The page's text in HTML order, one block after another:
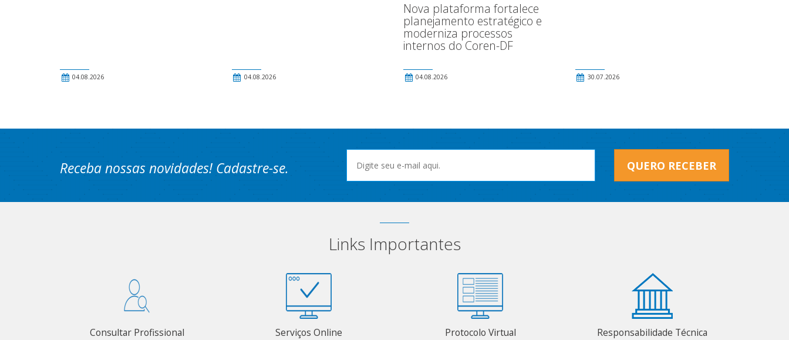
04.08.2026 04.08.2026
Nova plataforma fortalece
planejamento estratégico e
moderniza processos
internos do Coren-DF
04.08.2026 30.07.2026
Receba nossas novidades! Cadastre-se. QUERO RECEBER
Links Importantes
Consultar Profissional Serviços Online Protocolo Virtual Responsabilidade Técnica